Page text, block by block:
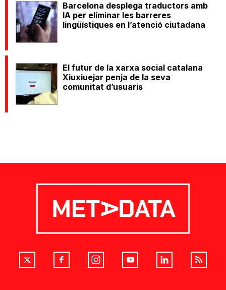
Barcelona desplega traductors amb
IA per eliminar les barreres
lingüístiques en l’atenció ciutadana
El futur de la xarxa social catalana
Xiuxiuejar penja de la seva
comunitat d’usuaris